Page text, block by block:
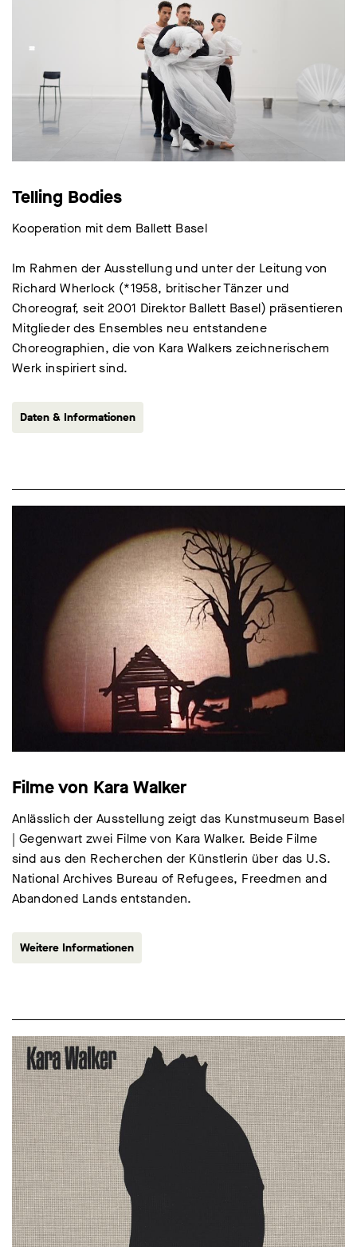
Telling Bodies
Kooperation mit dem Ballett Basel
Im Rahmen der Ausstellung und unter der Leitung von
Richard Wherlock (*1958, britischer Tänzer und
Choreograf, seit 2001 Direktor Ballett Basel) präsentieren
Mitglieder des Ensembles neu entstandene
Choreographien, die von Kara Walkers zeichnerischem
Werk inspiriert sind.
Daten & Informationen
Filme von Kara Walker
Anlässlich der Ausstellung zeigt das Kunstmuseum Basel
| Gegenwart zwei Filme von Kara Walker. Beide Filme
sind aus den Recherchen der Künstlerin über das U.S.
National Archives Bureau of Refugees, Freedmen and
Abandoned Lands entstanden.
Weitere Informationen